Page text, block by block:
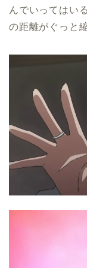
んでいってはい
の距離がぐっと